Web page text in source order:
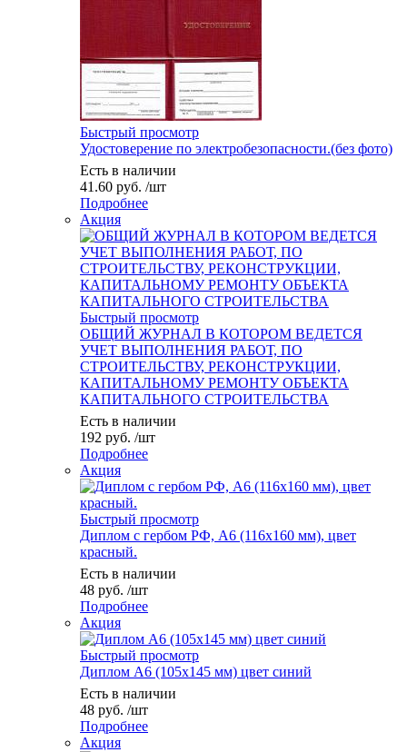
Быстрый просмотр
Удостоверение по электробезопасности.(без фото)
Есть в наличии
41.60 руб. /шт
Подробнее
Акция
Быстрый просмотр
ОБЩИЙ ЖУРНАЛ В КОТОРОМ ВЕДЕТСЯ
УЧЕТ ВЫПОЛНЕНИЯ РАБОТ, ПО
СТРОИТЕЛЬСТВУ, РЕКОНСТРУКЦИИ,
КАПИТАЛЬНОМУ РЕМОНТУ ОБЪЕКТА
КАПИТАЛЬНОГО СТРОИТЕЛЬСТВА
Есть в наличии
192 руб. /шт
Подробнее
Акция
Быстрый просмотр
Диплом с гербом РФ, А6 (116х160 мм), цвет
красный.
Есть в наличии
48 руб. /шт
Подробнее
Акция
Быстрый просмотр
Диплом А6 (105х145 мм) цвет синий
Есть в наличии
48 руб. /шт
Подробнее
Акция